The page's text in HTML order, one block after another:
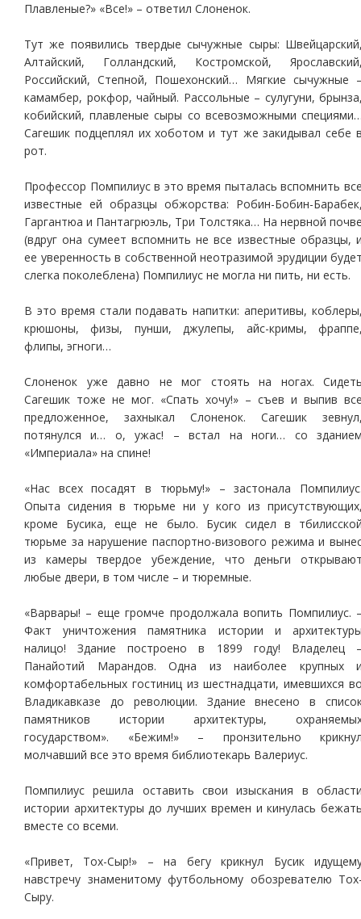
Плавленые?» «Все!» – ответил Слоненок.
Тут же появились твердые сычужные сыры:
Алтайский, Голландский, Костромской,
Российский, Степной, Пошехонский… Мягкие сычужные
камамбер, рокфор, чайный. Рассольные – сулугуни,
кобийский, плавленые сыры со всевозможными
Сагешик подцеплял их хоботом и тут же закидывал себе
рот.
Профессор Помпилиус в это время пыталась вспомнить
известные ей образцы обжорства: Робин-Бобин-
Гаргантюа и Пантагрюэль, Три Толстяка… На нервной
(вдруг она сумеет вспомнить не все известные образцы,
ее уверенность в собственной неотразимой эрудиции
слегка поколеблена) Помпилиус не могла ни пить, ни есть.
В это время стали подавать напитки: аперитивы,
крюшоны, физы, пунши, джулепы, айс-кримы,
флипы, эгноги…
Слоненок уже давно не мог стоять на ногах.
Сагешик тоже не мог. «Спать хочу!» – съев и выпив
предложенное, захныкал Слоненок. Сагешик
потянулся и… о, ужас! – встал на ноги… со
«Империала» на спине!
«Нас всех посадят в тюрьму!» – застонала
Опыта сидения в тюрьме ни у кого из
кроме Бусика, еще не было. Бусик сидел в
тюрьме за нарушение паспортно-визового режима и
из камеры твердое убеждение, что деньги
любые двери, в том числе – и тюремные.
«Варвары! – еще громче продолжала вопить Помпилиус.
Факт уничтожения памятника истории и
налицо! Здание построено в 1899 году! Владелец
Панайотий Марандов. Одна из наиболее крупных
комфортабельных гостиниц из шестнадцати, имевшихся
Владикавказе до революции. Здание внесено в
памятников истории архитектуры,
государством». «Бежим!» – пронзительно
молчавший все это время библиотекарь Валериус.
Помпилиус решила оставить свои изыскания в
истории архитектуры до лучших времен и кинулась
вместе со всеми.
«Привет, Тох-Сыр!» – на бегу крикнул Бусик
навстречу знаменитому футбольному обозревателю
Сыру.